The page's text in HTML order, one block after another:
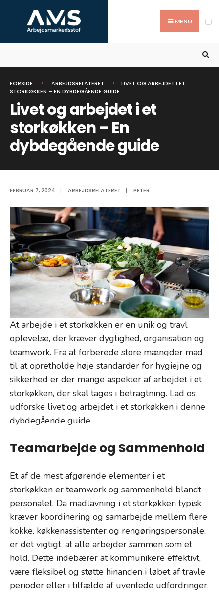
MENU
FORSIDE ARBEJDSRELATERET
LIVET OG ARBEJDET I ET
STORKØKKEN – EN DYBDEGÅENDE GUIDE
Livet og arbejdet i et
storkøkken – En
dybdegående guide
FEBRUAR 7, 2024 | ARBEJDSRELATERET | PETER
At arbejde i et storkøkken er en unik og travl
oplevelse, der kræver dygtighed, organisation og
teamwork. Fra at forberede store mængder mad
til at opretholde høje standarder for hygiejne og
sikkerhed er der mange aspekter af arbejdet i et
storkøkken, der skal tages i betragtning. Lad os
udforske livet og arbejdet i et storkøkken i denne
dybdegående guide.
Teamarbejde og Sammenhold
Et af de mest afgørende elementer i et
storkøkken er teamwork og sammenhold blandt
personalet. Da madlavning i et storkøkken typisk
kræver koordinering og samarbejde mellem flere
kokke, køkkenassistenter og rengøringspersonale,
er det vigtigt, at alle arbejder sammen som et
hold. Dette indebærer at kommunikere effektivt,
være fleksibel og støtte hinanden i løbet af travle
perioder eller i tilfælde af uventede udfordringer.
for: